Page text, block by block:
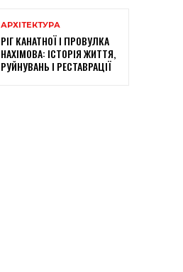
АРХІТЕКТУРА
РІГ КАНАТНОЇ І ПРОВУЛКА
НАХІМОВА: ІСТОРІЯ ЖИТТЯ,
РУЙНУВАНЬ І РЕСТАВРАЦІЇ